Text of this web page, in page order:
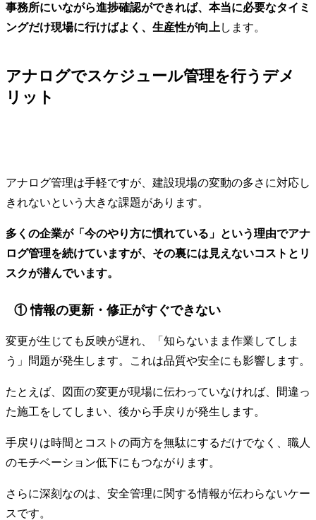
事務所にいながら進捗確認ができれば、本当に必要なタイミ
ングだけ現場に行けばよく、生産性が向上 します。
アナログでスケジュール管理を行うデメ
リット
アナログ管理は手軽ですが、建設現場の変動の多さに対応し
きれないという大きな課題があります。
多くの企業が「今のやり方に慣れている」という理由でアナ
ログ管理を続けていますが、その裏には見えないコストとリ
スクが潜んでいます。
① 情報の更新・修正がすぐできない
変更が生じても反映が遅れ、「知らないまま作業してしま
う」問題が発生します。これは品質や安全にも影響します。
たとえば、図面の変更が現場に伝わっていなければ、間違っ
た施工をしてしまい、後から手戻りが発生します。
手戻りは時間とコストの両方を無駄にするだけでなく、職人
のモチベーション低下にもつながります。
さらに深刻なのは、安全管理に関する情報が伝わらないケー
スです。